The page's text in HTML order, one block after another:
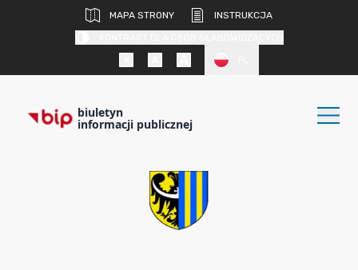
MAPA STRONY
INSTRUKCJA
biuletyn
informacji publicznej